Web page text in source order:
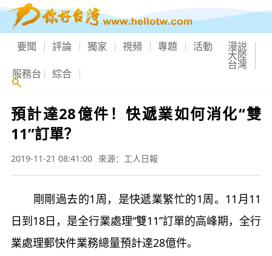
要聞 評論 獨家 視頻 專題 活動 漫説
大陸
台灣
服務台 綜合
預計達28億件！快遞業如何消化“雙
11”訂單？
2019-11-21 08:41:00 來源：工人日報
剛剛過去的1周，是快遞業繁忙的1周。11月11
日到18日，是全行業處理“雙11”訂單的高峰期，全行
業處理郵快件業務總量預計達28億件。